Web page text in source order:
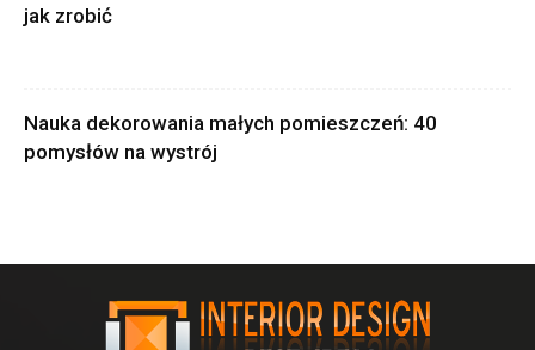
jak zrobić
Nauka dekorowania małych pomieszczeń: 40
pomysłów na wystrój